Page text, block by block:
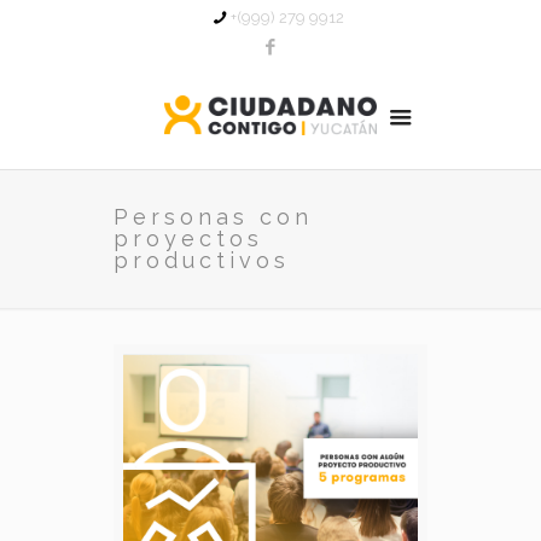
+(999) 279 9912
Personas con
proyectos
productivos